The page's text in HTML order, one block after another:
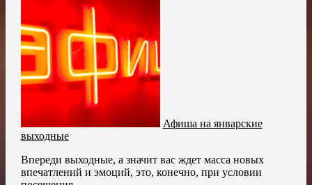
Афиша на январские
выходные
Впереди выходные, а значит вас ждет масса новых
впечатлений и эмоций, это, конечно, при условии